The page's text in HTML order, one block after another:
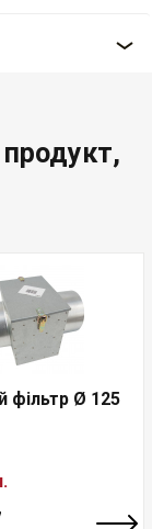
продукт,
фільтр Ø 125